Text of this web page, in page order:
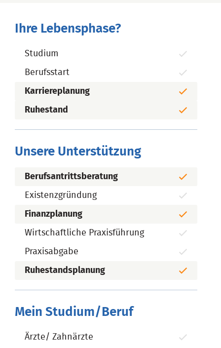
Ihre Lebensphase?
Studium
Berufsstart
Karriereplanung
Ruhestand
Unsere Unterstützung
Berufsantrittsberatung
Existenzgründung
Finanzplanung
Wirtschaftliche Praxisführung
Praxisabgabe
Ruhestandsplanung
Mein Studium/Beruf
Ärzte/ Zahnärzte